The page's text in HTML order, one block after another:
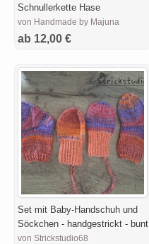
Schnullerkette Hase
von Handmade by Majuna
ab 12,00 €
Set mit Baby-Handschuh und
Söckchen - handgestrickt - bunt
von Strickstudio68